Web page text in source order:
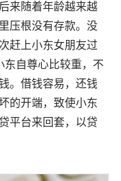
来随着年龄越来越
压根没有存款。没
赶上小东女朋友过
东自尊心比较重，不
。借钱容易，还钱
的开端，致使小东
平台来回套，以贷